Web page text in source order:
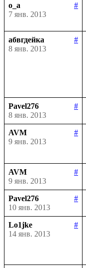
o_a
#
7 янв. 2013
абвгдейка
#
8 янв. 2013
Pavel276
#
8 янв. 2013
AVM
#
9 янв. 2013
AVM
#
9 янв. 2013
Pavel276
#
10 янв. 2013
Lo1jke
#
14 янв. 2013